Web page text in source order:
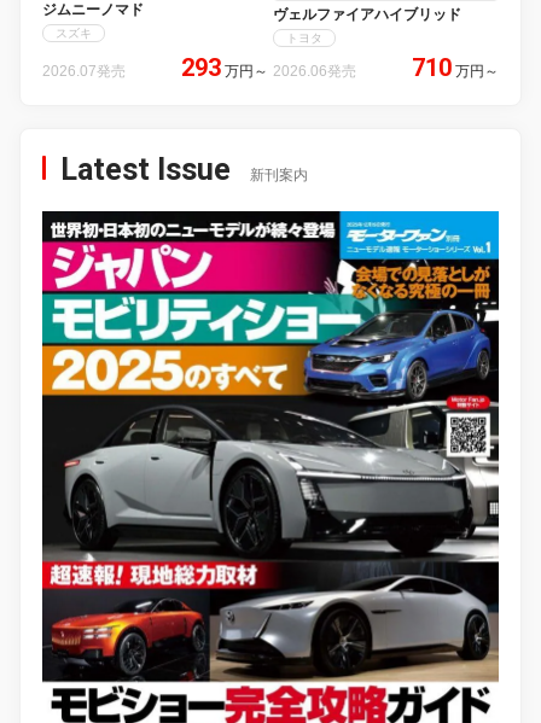
ジムニーノマド
スズキ
2026.07発売 293 万円 ～
ヴェルファイアハイブリッド
トヨタ
2026.06発売 710 万円 ～
Latest Issue 新刊案内